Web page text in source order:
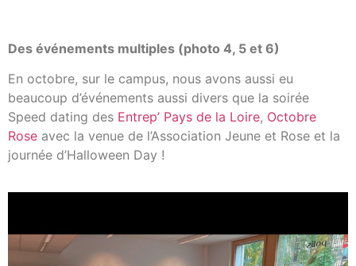
Des événements multiples (photo 4, 5 et 6)
En octobre, sur le campus, nous avons aussi eu
beaucoup d’événements aussi divers que la soirée
Speed dating des Entrep’ Pays de la Loire, Octobre
Rose avec la venue de l’Association Jeune et Rose et la
journée d’Halloween Day !